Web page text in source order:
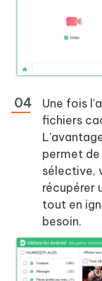
Une fois
fichiers
permet de
sélective,
récupérer
tout en
besoin.